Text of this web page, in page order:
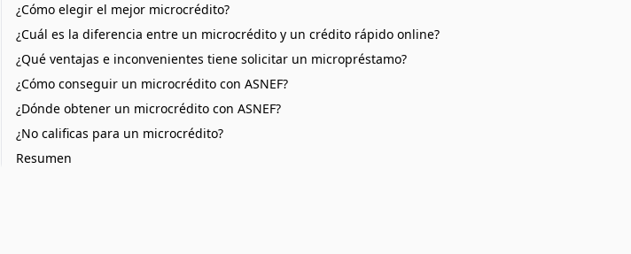
¿Cómo elegir el mejor microcrédito?
¿Cuál es la diferencia entre un microcrédito y un crédito rápido online?
¿Qué ventajas e inconvenientes tiene solicitar un micropréstamo?
¿Cómo conseguir un microcrédito con ASNEF?
¿Dónde obtener un microcrédito con ASNEF?
¿No calificas para un microcrédito?
Resumen